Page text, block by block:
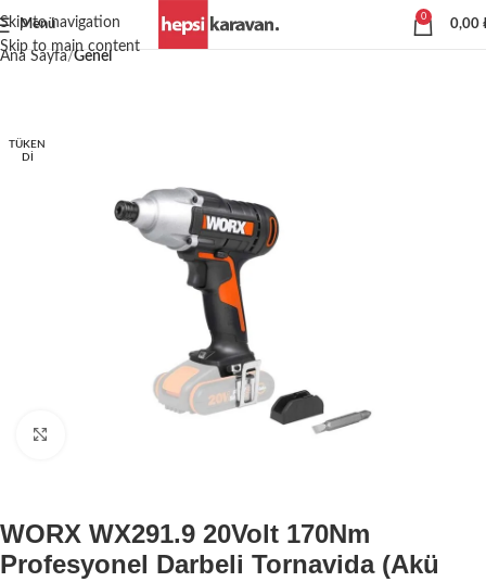
Skip to navigation
Skip to main content
Menü
0
0,00
Ana Sayfa Genel
TÜKEN
DI
WORX WX291.9 20Volt 170Nm
Profesyonel Darbeli Tornavida (Akü